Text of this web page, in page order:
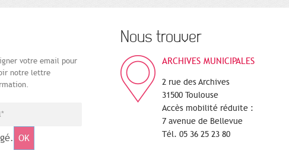
votre email pour
notre lettre
OK
Nous trouver
ARCHIVES MUNICIPALES
2 rue des Archives
31500 Toulouse
Accès mobilité réduite :
7 avenue de Bellevue
Tél. 05 36 25 23 80